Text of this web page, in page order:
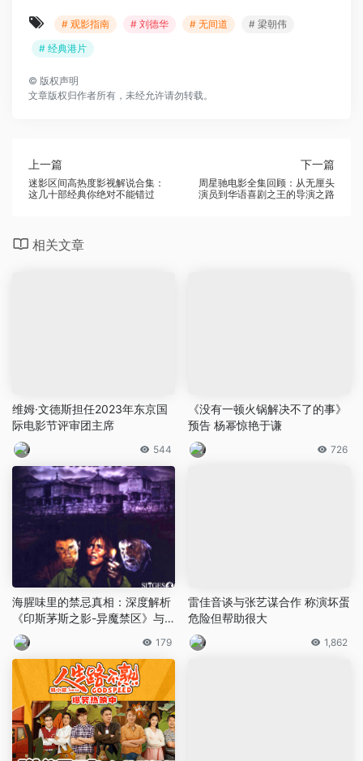
# 观影指南 # 刘德华 # 无间道
# 梁朝伟
# 经典港片
© 版权声明
文章版权归作者所有，未经允许请勿转载。
上一篇
迷影区间高热度影视解说合集：
这几十部经典你绝对不能错过
下一篇
周星驰电影全集回顾：从无厘头
演员到华语喜剧之王的导演之路
相关文章
维姆·文德斯担任2023年东京国
际电影节评审团主席
544
《没有一顿火锅解决不了的事》
预告 杨幂惊艳于谦
726
海腥味里的禁忌真相：深度解析
《印斯茅斯之影-异魔禁区》与
克苏鲁式恐怖
179
雷佳音谈与张艺谋合作 称演坏蛋
危险但帮助很大
1,862